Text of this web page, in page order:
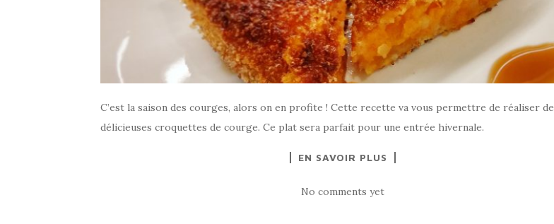
C’est la saison des courges, alors on en profite ! Cette recette va vous permettre de réaliser de
délicieuses croquettes de courge. Ce plat sera parfait pour une entrée hivernale.
EN SAVOIR PLUS
No comments yet